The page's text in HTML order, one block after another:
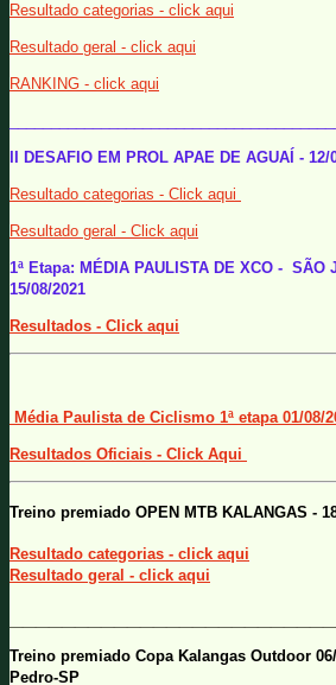
Resultado categorias - click aqui
Resultado geral - click aqui
RANKING - click aqui
II DESAFIO EM PROL APAE DE AGUAÍ - 12/
Resultado categorias - Click aqui
Resultado geral - Click aqui
1ª Etapa: MÉDIA PAULISTA DE XCO - SÃO
15/08/2021
Resultados - Click aqui
Média Paulista de Ciclismo 1ª etapa 01/08/
Resultados Oficiais - Click Aqui
Treino premiado OPEN MTB KALANGAS -
Resultado categorias - click aqui
Resultado geral - click aqui
Treino premiado Copa Kalangas Outdoor
Pedro-SP